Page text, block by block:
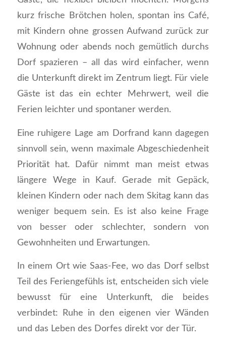
kurz frische Brötchen holen, spontan ins Café,
mit Kindern ohne grossen Aufwand zurück zur
Wohnung oder abends noch gemütlich durchs
Dorf spazieren – all das wird einfacher, wenn
die Unterkunft direkt im Zentrum liegt. Für viele
Gäste ist das ein echter Mehrwert, weil die
Ferien leichter und spontaner werden.
Eine ruhigere Lage am Dorfrand kann dagegen
sinnvoll sein, wenn maximale Abgeschiedenheit
Priorität hat. Dafür nimmt man meist etwas
längere Wege in Kauf. Gerade mit Gepäck,
kleinen Kindern oder nach dem Skitag kann das
weniger bequem sein. Es ist also keine Frage
von besser oder schlechter, sondern von
Gewohnheiten und Erwartungen.
In einem Ort wie Saas-Fee, wo das Dorf selbst
Teil des Feriengefühls ist, entscheiden sich viele
bewusst für eine Unterkunft, die beides
verbindet: Ruhe in den eigenen vier Wänden
und das Leben des Dorfes direkt vor der Tür.